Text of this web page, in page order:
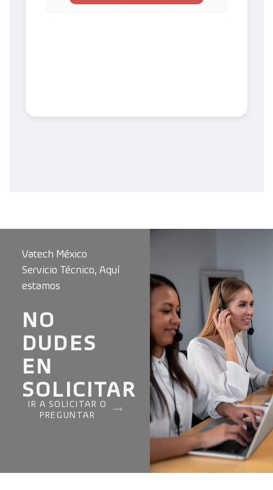
Vatech México
Servicio Técnico, Aquí
estamos
NO
DUDES
EN
SOLICITAR
IR A SOLICITAR O
PREGUNTAR